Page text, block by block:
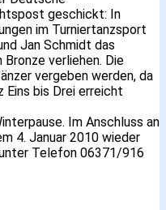
geschickt: In
im Turniertanzsport
Jan Schmidt das
verliehen. Die
vergeben werden, da
Eins bis Drei erreicht
Im Anschluss an
4. Januar 2010 wieder
Telefon 06371/916